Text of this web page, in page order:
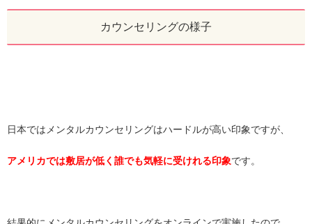
カウンセリングの様子
日本ではメンタルカウンセリングはハードルが高い印象ですが、
アメリカでは敷居が低く誰でも気軽に受けれる印象です。